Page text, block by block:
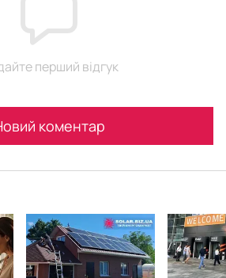
перший відгук
коментар